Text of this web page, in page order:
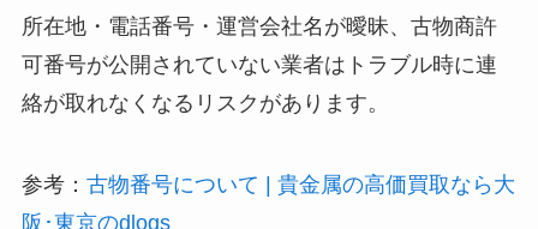
所在地・電話番号・運営会社名が曖昧、古物商許
可番号が公開されていない業者はトラブル時に連
絡が取れなくなるリスクがあります。
参考： 古物番号について | 貴金属の高価買取なら大
阪･東京のdlogs